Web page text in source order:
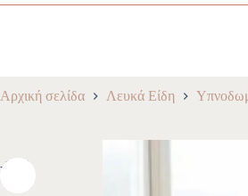
Αρχική σελίδα Λευκά Είδη
-10%